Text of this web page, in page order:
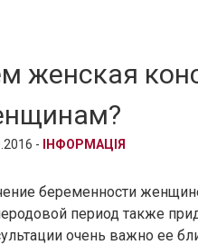
женская
- ІНФОРМАЦІЯ
беременности
период также
очень важно ее